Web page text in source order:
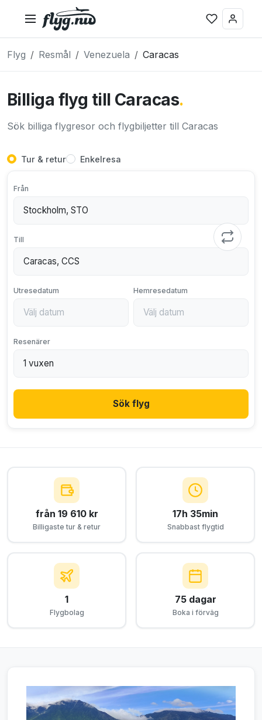
Flyg Resmål Venezuela Caracas
Billiga flyg till Caracas.
Sök billiga flygresor och flygbiljetter till Caracas
Tur & retur Enkelresa
Från
Till
Utresedatum Hemresedatum
Resenärer
Sök flyg
från 19 610 kr
Billigaste tur & retur
17h 35min
Snabbast flygtid
1
Flygbolag
75 dagar
Boka i förväg